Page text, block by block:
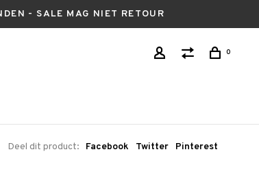
- SALE MAG NIET RETOUR
0
Deel dit product: Facebook Twitter Pinterest